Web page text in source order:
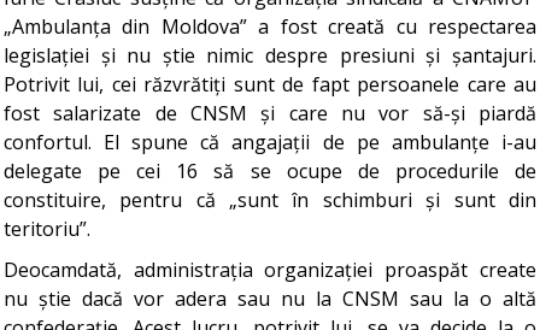
„Ambulanța din Moldova” a fost creată cu respectarea
legislației și nu știe nimic despre presiuni și șantajuri.
Potrivit lui, cei răzvrătiți sunt de fapt persoanele care au
fost salarizate de CNSM și care nu vor să-și piardă
confortul. El spune că angajații de pe ambulanțe i-au
delegate pe cei 16 să se ocupe de procedurile de
constituire, pentru că „sunt în schimburi și sunt din
teritoriu”.
Deocamdată, administrația organizației proaspăt create
nu știe dacă vor adera sau nu la CNSM sau la o altă